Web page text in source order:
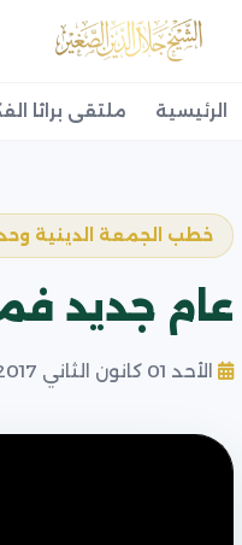
الرئيسية ملتقى براثا
خطب الجمعة الدينية
عام جديد
الأحد 01 كانون الثاني 2017